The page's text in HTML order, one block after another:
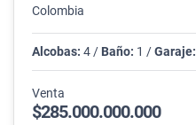
Colombia
Alcobas: 4 / Baño: 1 /Garaje:
Venta
$285.000.000.000